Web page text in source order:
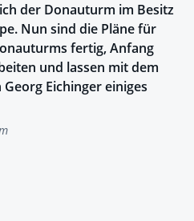
der Donauturm im Besitz
Nun sind die Pläne für
fertig, Anfang
und lassen mit dem
Eichinger einiges